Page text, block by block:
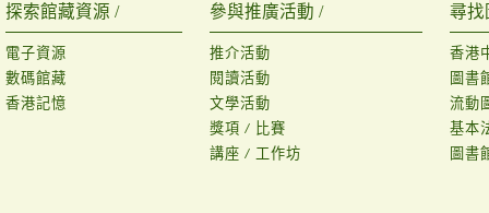
探索館藏資源 /
電子資源
數碼館藏
香港記憶
參與推廣活動 /
推介活動
閱讀活動
文學活動
獎項 / 比賽
講座 / 工作坊
尋找
香港
圖書
流動
基本
圖書